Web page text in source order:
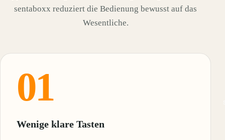
sentaboxx reduziert die Bedienung bewusst auf das
Wesentliche.
01
Wenige klare Tasten